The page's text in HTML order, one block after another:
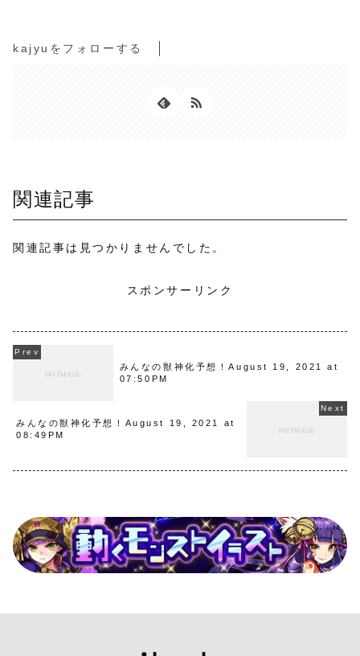
kajyuをフォローする
関連記事
関連記事は見つかりませんでした。
スポンサーリンク
みんなの獣神化予想！August 19, 2021 at
07:50PM
みんなの獣神化予想！August 19, 2021 at
08:49PM